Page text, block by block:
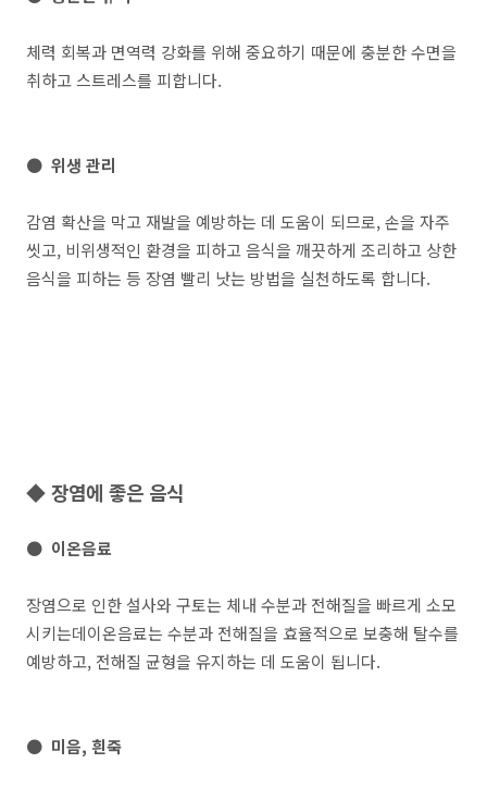
체력 회복과 면역력 강화를 위해 중요하기 때문에 충분한 수면을
취하고 스트레스를 피합니다.
● 위생 관리
감염 확산을 막고 재발을 예방하는 데 도움이 되므로, 손을 자주
씻고, 비위생적인 환경을 피하고 음식을 깨끗하게 조리하고 상한
음식을 피하는 등 장염 빨리 낫는 방법을 실천하도록 합니다.
◆ 장염에 좋은 음식
● 이온음료
장염으로 인한 설사와 구토는 체내 수분과 전해질을 빠르게 소모
시키는데이온음료는 수분과 전해질을 효율적으로 보충해 탈수를
예방하고, 전해질 균형을 유지하는 데 도움이 됩니다.
● 미음, 흰죽